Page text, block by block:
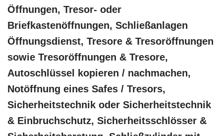
Öffnungen, Tresor- oder
Briefkastenöffnungen, Schließanlagen
Öffnungsdienst, Tresore & Tresoröffnungen
sowie Tresoröffnungen & Tresore,
Autoschlüssel kopieren / nachmachen,
Notöffnung eines Safes / Tresors,
Sicherheitstechnik oder Sicherheitstechnik
& Einbruchschutz, Sicherheitsschlösser &